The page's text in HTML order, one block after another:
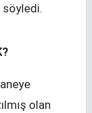
olan